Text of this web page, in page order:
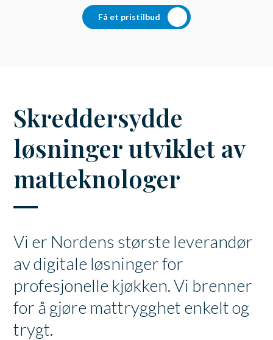
Få et pristilbud
Skreddersydde
løsninger utviklet av
matteknologer
Vi er Nordens største leverandør
av digitale løsninger for
profesjonelle kjøkken. Vi brenner
for å gjøre mattrygghet enkelt og
trygt.